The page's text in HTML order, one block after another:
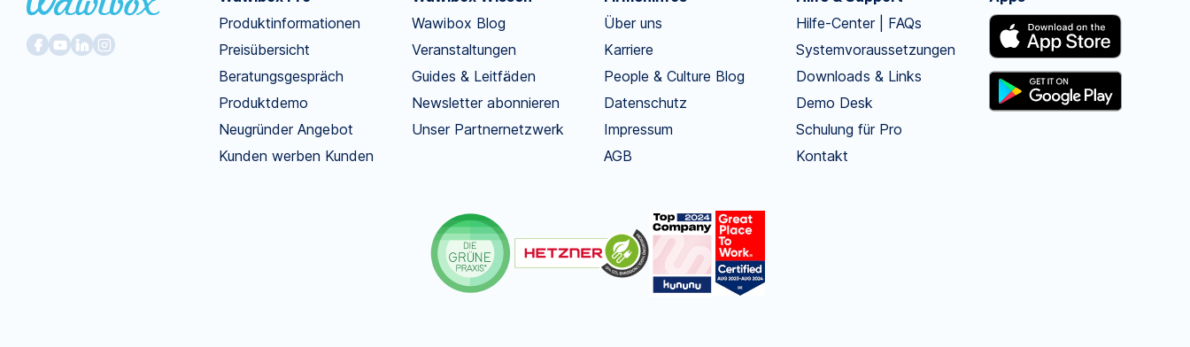
Produktinformationen
Preisübersicht
Beratungsgespräch
Produktdemo
Neugründer Angebot
Kunden werben Kunden
Wawibox Blog
Veranstaltungen
Guides & Leitfäden
Newsletter abonnieren
Unser Partnernetzwerk
Über uns
Karriere
People & Culture Blog
Datenschutz
Impressum
AGB
Hilfe-Center | FAQs
Systemvoraussetzungen
Downloads & Links
Demo Desk
Schulung für Pro
Kontakt